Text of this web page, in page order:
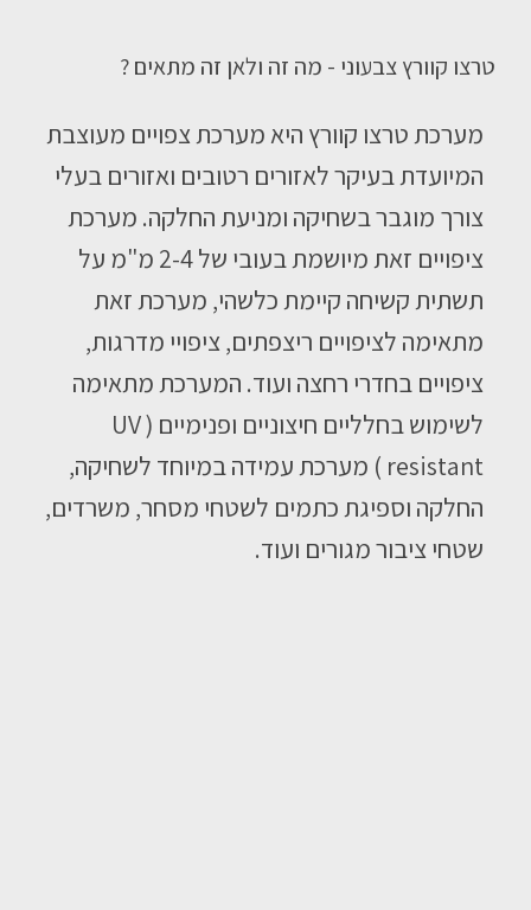
טרצו קוורץ צבעוני - מה זה ולאן זה מתאים ?
מערכת טרצו קוורץ היא מערכת צפויים מעוצבת
המיועדת בעיקר לאזורים רטובים ואזורים בעלי
צורך מוגבר בשחיקה ומניעת החלקה. מערכת
ציפויים זאת מיושמת בעובי של 2-4 מ"מ על
תשתית קשיחה קיימת כלשהי, מערכת זאת
מתאימה לציפויים ריצפתים, ציפויי מדרגות,
ציפויים בחדרי רחצה ועוד. המערכת מתאימה
לשימוש בחלליים חיצוניים ופנימיים ( UV
resistant ) מערכת עמידה במיוחד לשחיקה,
החלקה וספיגת כתמים לשטחי מסחר, משרדים,
שטחי ציבור מגורים ועוד.